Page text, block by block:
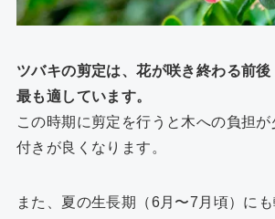
ツバキの剪定は、花が咲き終わる前
最も適しています。
この時期に剪定を行うと木への負担
付きが良くなります。
また、夏の生長期（6月〜7月頃）に